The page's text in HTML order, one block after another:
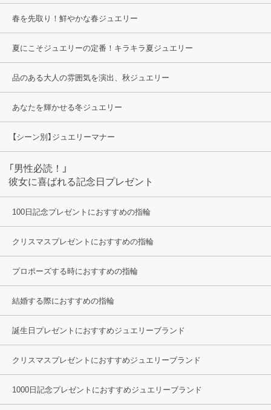
春を先取り！鮮やかな春ジュエリー
夏にこそジュエリーの定番！キラキラ夏ジュエリー
品のある大人の雰囲気を演出、秋ジュエリー
あなたを輝かせる冬ジュエリー
【シーン別】ジュエリーマナー
「男性必読！」
彼女に喜ばれる記念日プレゼント
100日記念プレゼントにおすすめの指輪
クリスマスプレゼントにおすすめの指輪
プロポーズする時におすすめの指輪
結婚する際におすすめの指輪
誕生日プレゼントにおすすめジュエリーブランド
クリスマスプレゼントにおすすめジュエリーブランド
1000日記念プレゼントにおすすめジュエリーブランド